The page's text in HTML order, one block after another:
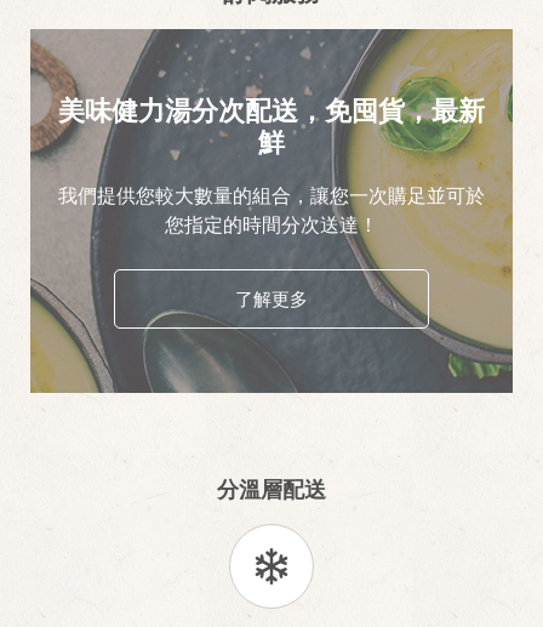
美味健力湯分次配送，免囤貨，最新
鮮
我們提供您較大數量的組合，讓您一次購足並可於
您指定的時間分次送達！
了解更多
分溫層配送